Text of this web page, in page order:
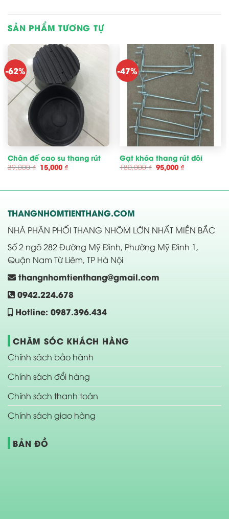
SẢN PHẨM TƯƠNG TỰ
-62%
Chân đế cao su thang rút
39,000₫ Giá
gốc
15,000 ₫Giá
15,000 ₫.
-47%
Gạt khóa thang rút đôi
180,000₫ Giá
gốc
95,000 ₫Giá
95,000 ₫.
THANGNHOMTIENTHANG.COM
NHÀ PHÂN PHỐI THANG NHÔM LỚN NHẤT MIỀN BẮC
Số 2 ngõ 282 Đường Mỹ Đình, Phường Mỹ Đình 1,
Quận Nam Từ Liêm, TP Hà Nội
thangnhomtienthang@gmail.com
0942.224.678
Hotline: 0987.396.434
CHĂM SÓC KHÁCH HÀNG
Chính sách bảo hành
Chính sách đổi hàng
Chính sách thanh toán
Chính sách giao hàng
BẢN ĐỒ